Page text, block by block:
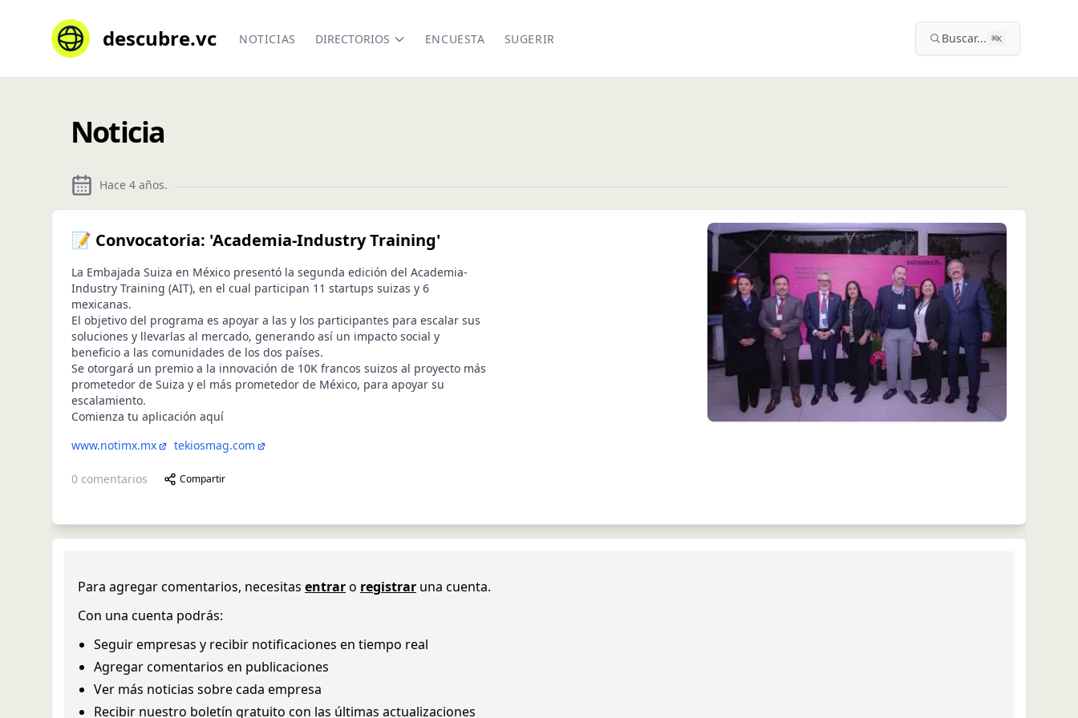
descubre.vc NOTICIAS DIRECTORIOS ENCUESTA SUGERIR Buscar... ⌘K
Noticia
Hace 4 años.
📝 Convocatoria: 'Academia-Industry Training'
La Embajada Suiza en México presentó la segunda edición del Academia-
Industry Training (AIT), en el cual participan 11 startups suizas y 6
mexicanas.
El objetivo del programa es apoyar a las y los participantes para escalar sus
soluciones y llevarlas al mercado, generando así un impacto social y
beneficio a las comunidades de los dos países.
Se otorgará un premio a la innovación de 10K francos suizos al proyecto más
prometedor de Suiza y el más prometedor de México, para apoyar su
escalamiento.
Comienza tu aplicación aquí
www.notimx.mx
tekiosmag.com
0 comentarios Compartir
Para agregar comentarios, necesitas entraro registrar una cuenta.
Con una cuenta podrás:
Seguir empresas y recibir notificaciones en tiempo real
Agregar comentarios en publicaciones
Ver más noticias sobre cada empresa
Recibir nuestro boletín gratuito con las últimas actualizaciones